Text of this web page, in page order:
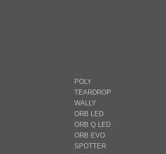
POLY
TEARDROP
WALLY
ORB LED
ORB Q LED
ORB EVO
SPOTTER